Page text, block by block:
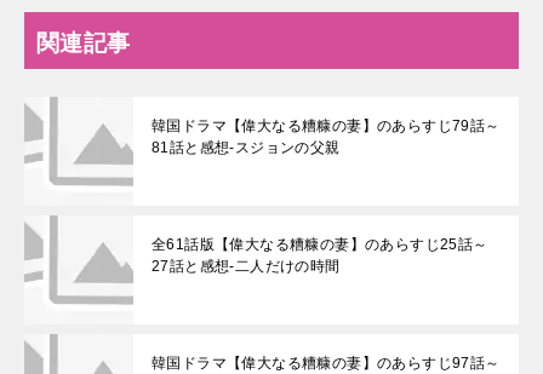
関連記事
韓国ドラマ【偉大なる糟糠の妻】のあらすじ79話～
81話と感想-スジョンの父親
全61話版【偉大なる糟糠の妻】のあらすじ25話～
27話と感想-二人だけの時間
韓国ドラマ【偉大なる糟糠の妻】のあらすじ97話～